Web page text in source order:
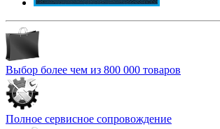
Выбор более чем из 800 000 товаров
Полное сервисное сопровождение